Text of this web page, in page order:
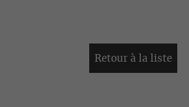
Retour à la liste